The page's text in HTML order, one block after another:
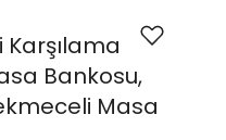
Bankosu,
Masa